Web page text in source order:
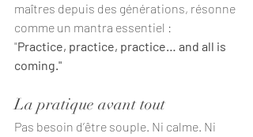
maîtres depuis des générations, résonne
comme un mantra essentiel :
"Practice, practice, practice… and all is
coming."
La pratique avant tout
Pas besoin d’être souple. Ni calme. Ni